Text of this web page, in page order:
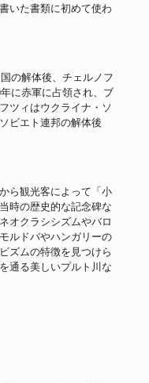
いた書類に初めて使わ
の解体後、チェルノフ
に赤軍に占領され、ブ
ツィはウクライナ・ソ
ビエト連邦の解体後
ら観光客によって「小
時の歴史的な記念碑な
オクラシシズムやバロ
ルドバやハンガリーの
ズムの特徴を見つけら
通る美しいプルト川な